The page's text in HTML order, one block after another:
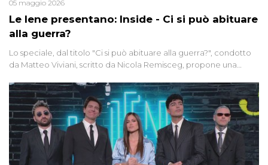
Le Iene presentano: Inside - Ci si può abituare
alla guerra?
05 maggio 2026
Lo speciale, dal titolo "Ci si può abituare alla guerra?", condotto
da Matteo Viviani, scritto da Nicola Remisceg, propone una
di settore - su quanto la guerra sia diventata una realtà pervasiva.
Anche se l'Italia non è direttamente coinvolta in conflitti armati, il
contesto globale rende impossibile considerarla un fenomeno
lontano.